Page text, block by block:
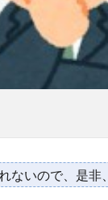
ないので、是非、